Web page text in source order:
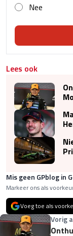
Nee
Lees ook
Mis geen GPblog in
Markeer ons als
Voeg toe als
Vorig